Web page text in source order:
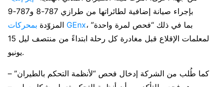
بإجراء صيانة إضافية لطائراتها من طرازي 787-8 و787-9
المزوّدة بمحركات GEnx، بما في ذلك “فحص لمرة واحدة”
لمعلمات الإقلاع قبل مغادرة كل رحلة ابتداءً من منتصف ليل 15
يونيو.
كما طُلب من الشركة إدخال فحص “لأنظمة التحكم بالطيران” –